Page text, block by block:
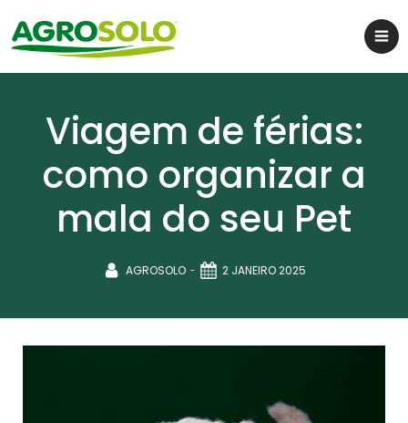
Viagem de férias:
como organizar a
mala do seu Pet
AGROSOLO - 2 JANEIRO 2025